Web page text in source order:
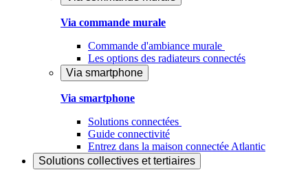
Via commande murale
Commande d'ambiance murale
Les options des radiateurs connectés
Via smartphone
Via smartphone
Solutions connectées
Guide connectivité
Entrez dans la maison connectée Atlantic
Solutions collectives et tertiaires